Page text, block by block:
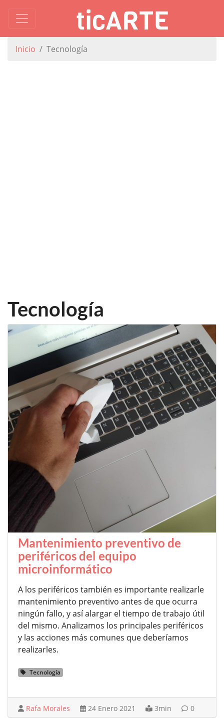
Inicio Tecnología
Tecnología
Mantenimiento preventivo de
periféricos del equipo
microinformático
A los periféricos también es importante realizarle
mantenimiento preventivo antes de que ocurra
ningún fallo, y así alargar el tiempo de trabajo útil
del mismo. Analizamos los principales periféricos
y las acciones más comunes que deberíamos
realizarles.
Tecnología
Rafa Morales 24 Enero 2021 3min 0